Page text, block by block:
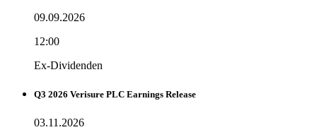
09.09.2026
12:00
Ex-Dividenden
Q3 2026 Verisure PLC Earnings Release
03.11.2026